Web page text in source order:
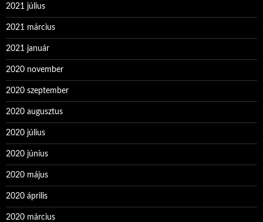
2021 július
2021 március
2021 január
2020 november
2020 szeptember
2020 augusztus
2020 július
2020 június
2020 május
2020 április
2020 március